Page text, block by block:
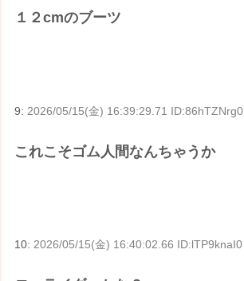
１２cmのブーツ
9: 2026/05/15(金) 16:39:29.71 ID:86hTZNrg0
これこそゴム人間なんちゃうか
10: 2026/05/15(金) 16:40:02.66 ID:lTP9knaI0